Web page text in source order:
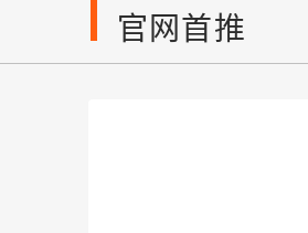
官网首推